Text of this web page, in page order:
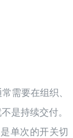
需要在组织、
是持续交付。
单次的开关切